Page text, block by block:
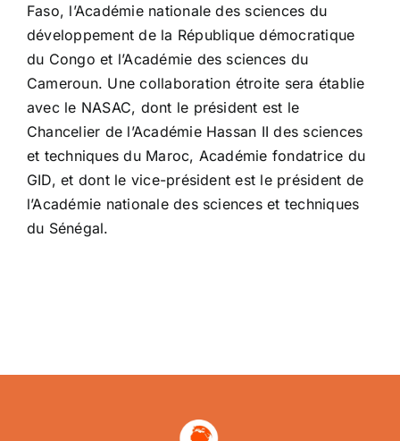
Faso, l’Académie nationale des sciences du
développement de la République démocratique
du Congo et l’Académie des sciences du
Cameroun. Une collaboration étroite sera établie
avec le NASAC, dont le président est le
Chancelier de l’Académie Hassan II des sciences
et techniques du Maroc, Académie fondatrice du
GID, et dont le vice-président est le président de
l’Académie nationale des sciences et techniques
du Sénégal.